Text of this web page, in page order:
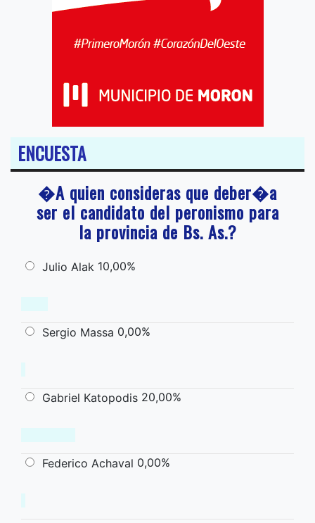
ENCUESTA
�A quien consideras que deber�a
ser el candidato del peronismo para
la provincia de Bs. As.?
Julio Alak 10,00%
Sergio Massa 0,00%
Gabriel Katopodis 20,00%
Federico Achaval 0,00%